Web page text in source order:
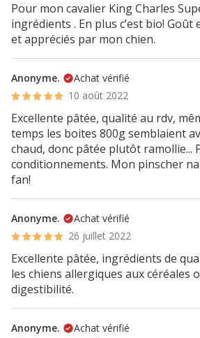
Pour mon cavalier King Charles
ingrédients . En plus c’est bio!
et appréciés par mon chien.
Anonyme.
Achat vérifié
10 août 2022
Excellente pâtée, qualité au rdv,
temps les boites 800g semblaient
chaud, donc pâtée plutôt ramollie...
conditionnements. Mon pinscher
fan!
Anonyme.
Achat vérifié
26 juillet 2022
Excellente pâtée, ingrédients de
les chiens allergiques aux céréales
digestibilité.
Anonyme.
Achat vérifié